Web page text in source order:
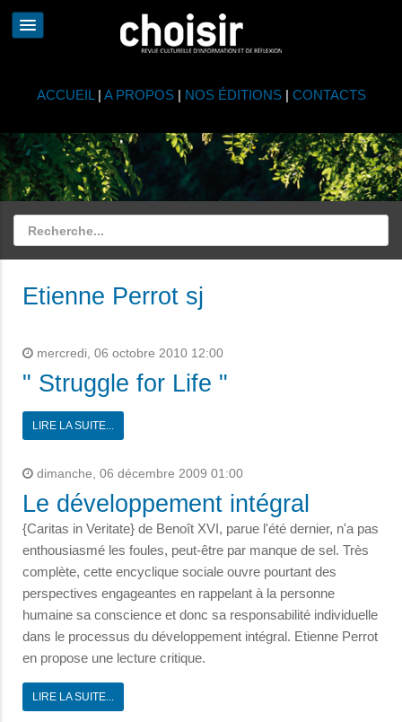
ACCUEIL | A PROPOS| NOS ÉDITIONS| CONTACTS
Etienne Perrot sj
mercredi, 06 octobre 2010 12:00
" Struggle for Life "
LIRE LA SUITE...
dimanche, 06 décembre 2009 01:00
Le développement intégral
{Caritas in Veritate} de Benoît XVI, parue l'été dernier, n'a pas
enthousiasmé les foules, peut-être par manque de sel. Très
complète, cette encyclique sociale ouvre pourtant des
perspectives engageantes en rappelant à la personne
humaine sa conscience et donc sa responsabilité individuelle
dans le processus du développement intégral. Etienne Perrot
en propose une lecture critique.
LIRE LA SUITE...